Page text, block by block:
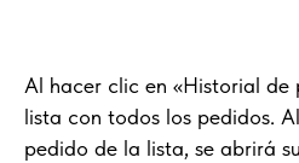
Al hacer clic en «Historial de
lista con todos los pedidos.
pedido de la lista, se abrirá